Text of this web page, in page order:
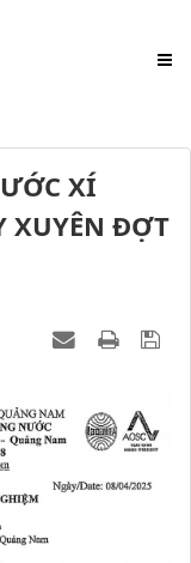
XÍ
XUYÊN ĐỢT